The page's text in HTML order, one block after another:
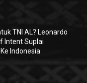
TNI AL? Leonardo
Intent Suplai
Indonesia